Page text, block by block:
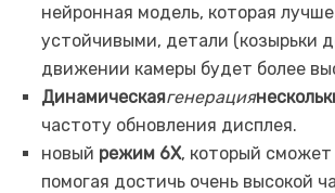
нейронная модель, которая
устойчивыми, детали (козырьки
движении камеры будет более
Динамическаягенерация
частоту обновления дисплея.
новый режим 6X, который
помогая достичь очень высокой